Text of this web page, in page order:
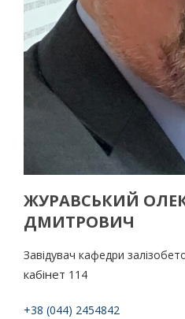
ЖУРАВСЬКИЙ
ДМИТРОВИЧ
Завідувач кафедри
кабінет 114
+38 (044) 2454842